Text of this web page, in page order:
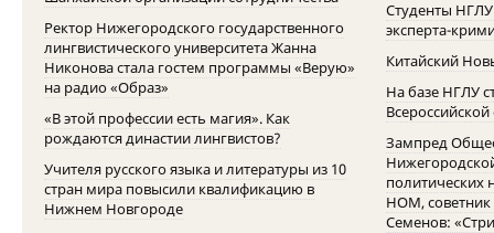
Ректор Нижегородского государственного
лингвистического университета Жанна
Никонова стала гостем программы «Верую»
на радио «Образ»
«В этой профессии есть магия». Как
рождаются династии лингвистов?
Учителя русского языка и литературы из 10
стран мира повысили квалификацию в
Нижнем Новгороде
Студенты
эксперта-
Китайский
На базе НГЛУ
Зампред
политических
НОМ, советник
Семенов: